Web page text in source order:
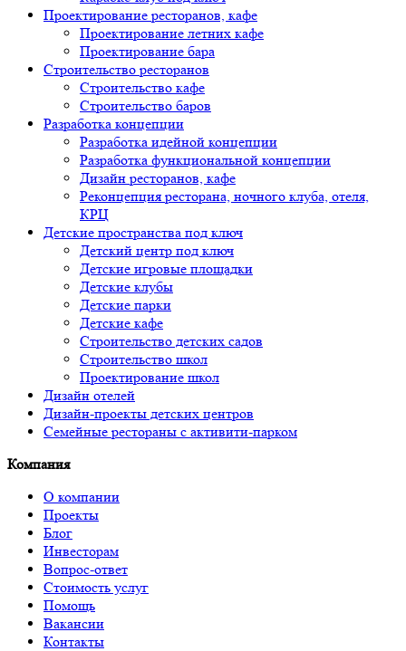
Проектирование ресторанов, кафе
Проектирование летних кафе
Проектирование бара
Строительство ресторанов
Строительство кафе
Строительство баров
Разработка концепции
Разработка идейной концепции
Разработка функциональной концепции
Дизайн ресторанов, кафе
Реконцепция ресторана, ночного клуба, отеля,
КРЦ
Детские пространства под ключ
Детский центр под ключ
Детские игровые площадки
Детские клубы
Детские парки
Детские кафе
Строительство детских садов
Строительство школ
Проектирование школ
Дизайн отелей
Дизайн-проекты детских центров
Семейные рестораны с активити-парком
Компания
О компании
Проекты
Блог
Инвесторам
Вопрос-ответ
Стоимость услуг
Помощь
Вакансии
Контакты